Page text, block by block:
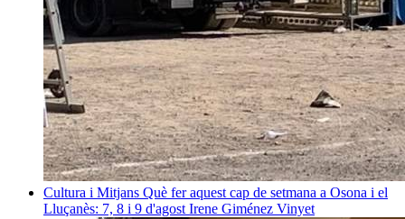
Cultura i Mitjans Què fer aquest cap de setmana a Osona i el
Lluçanès: 7, 8 i 9 d'agost Irene Giménez Vinyet